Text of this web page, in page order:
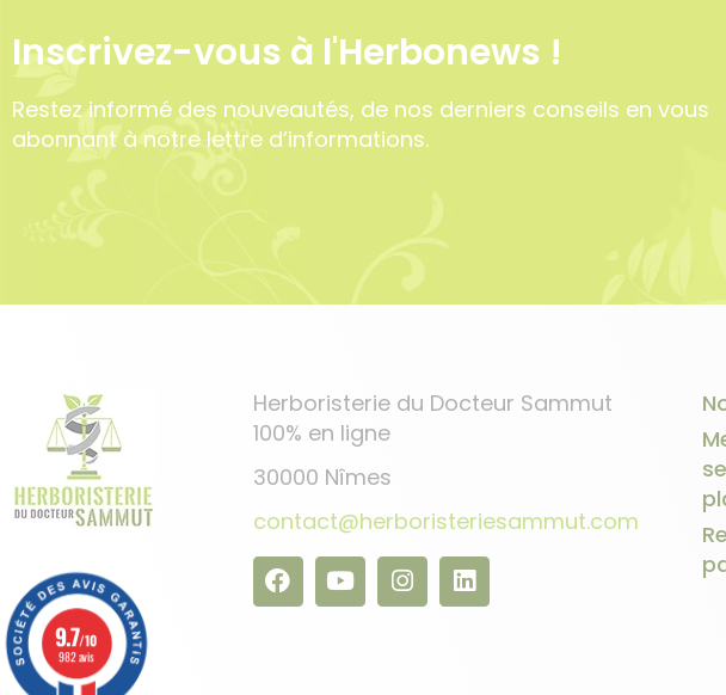
Inscrivez-vous à l'Herbonews !
Restez informé des nouveautés, de nos derniers conseils en vous
abonnant à notre lettre d’informations.
Herboristerie du Docteur Sammut
100% en ligne
30000 Nîmes
contact@herboristeriesammut.com
9.7/10
982 avis